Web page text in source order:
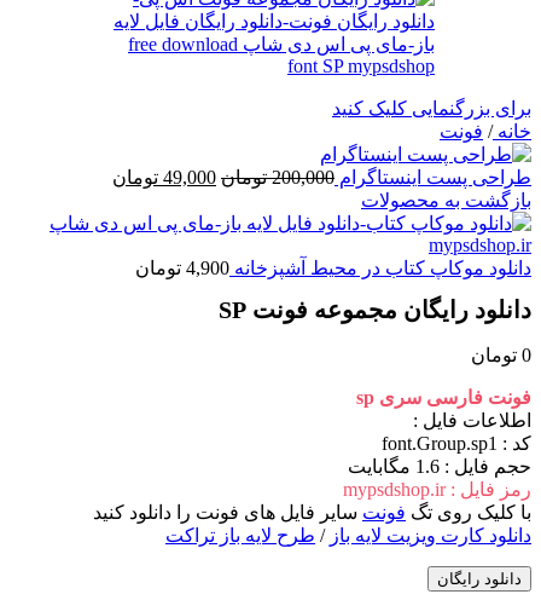
برای بزرگنمایی کلیک کنید
خانه/ فونت
طراحی پست اینستاگرام 200,000 تومان قیمت
200,000 تومان
49,000 تومان
49,000 تومان
بازگشت به محصولات
دانلود موکاپ کتاب در محیط آشپزخانه 4,900 تومان
دانلود رایگان مجموعه فونت SP
0 تومان
فونت فارسی سری sp
اطلاعات فايل :
کد : font.Group.sp1
حجم فايل : 1.6 مگابایت
رمز فایل : mypsdshop.ir
با کلیک روی تگ فونت سایر فایل های فونت را دانلود کنید
دانلود کارت ویزیت لایه باز / طرح لایه باز تراکت
دانلود رایگان